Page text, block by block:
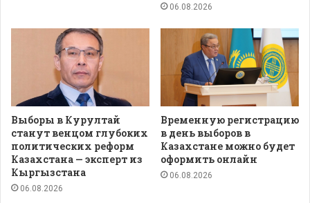
06.08.2026
Выборы в Курултай
станут венцом глубоких
политических реформ
Казахстана — эксперт из
Кыргызстана
06.08.2026
Временную регистрацию
в день выборов в
Казахстане можно будет
оформить онлайн
06.08.2026